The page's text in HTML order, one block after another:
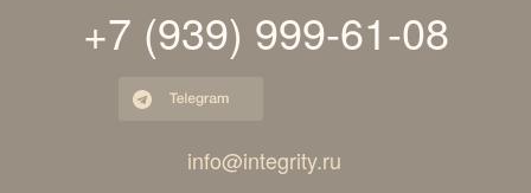
+7 (939) 999-61-08
info@integrity.ru